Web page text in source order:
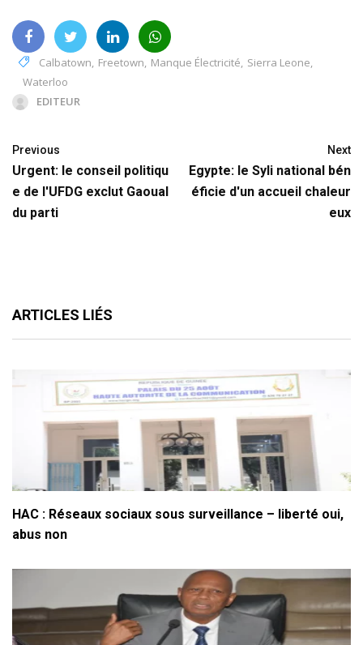
Calbatown Freetown Manque Électricité Sierra Leone
Waterloo
EDITEUR
Previous
Urgent: le conseil politiqu
e de l'UFDG exclut Gaoual
du parti
Next
Egypte: le Syli national bén
éficie d'un accueil chaleur
eux
ARTICLES LIÉS
HAC : Réseaux sociaux sous surveillance – liberté oui,
abus non